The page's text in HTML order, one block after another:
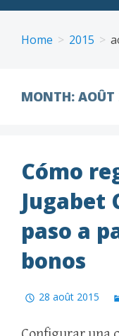
Home 2015
MONTH: AOÛT
Cómo
Jugabet
paso a
bonos
28 août 2015